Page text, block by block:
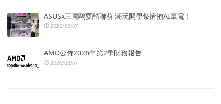
ASUSx三麗鷗耍酷聯萌 潮玩開學祭搶抱AI筆電！
2026/08/07
AMD公佈2026年第2季財務報告
2026/08/07